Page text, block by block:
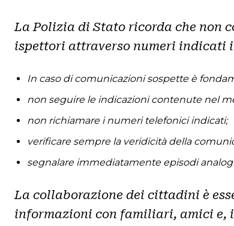
La Polizia di Stato ricorda che non
ispettori attraverso numeri indicati
In caso di comunicazioni sospette è
non seguire le indicazioni contenute nel
non richiamare i numeri telefonici indicati;
verificare sempre la veridicità della
segnalare immediatamente episodi
La collaborazione dei cittadini è
informazioni con familiari, amici e,